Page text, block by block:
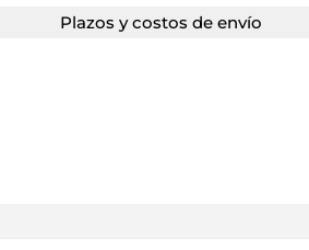
Plazos y costos de envío